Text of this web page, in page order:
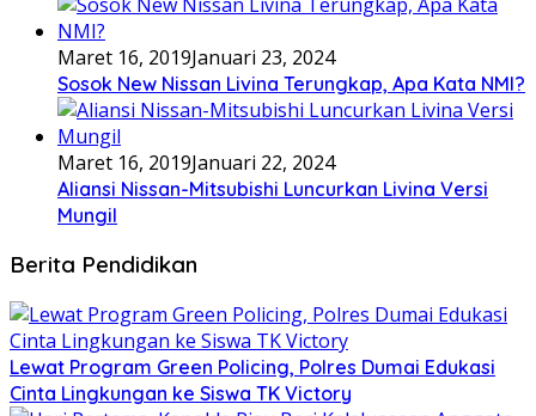
Maret 16, 2019Januari 23, 2024
Sosok New Nissan Livina Terungkap, Apa Kata NMI?
Maret 16, 2019Januari 22, 2024
Aliansi Nissan-Mitsubishi Luncurkan Livina Versi
Mungil
Berita Pendidikan
Lewat Program Green Policing, Polres Dumai Edukasi
Cinta Lingkungan ke Siswa TK Victory